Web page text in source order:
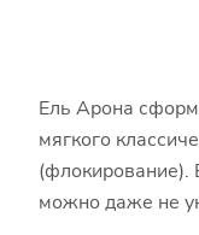
Ель Арона
мягкого
(флокирование).
можно даже не